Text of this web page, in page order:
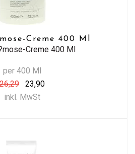
Creme 400 Ml
Creme 400 Ml
per 400 Ml
26,29
23,90
inkl. MwSt